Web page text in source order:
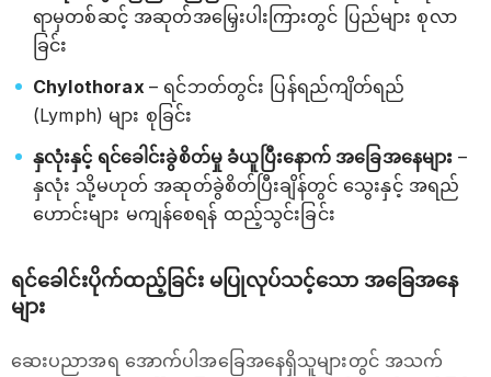
ရာမှတစ်ဆင့် အဆုတ်အမြှေးပါးကြားတွင် ပြည်များ စုလာ
ခြင်း
Chylothorax – ရင်ဘတ်တွင်း ပြန်ရည်ကျိတ်ရည်
(Lymph) များ စုခြင်း
နှလုံးနှင့် ရင်ခေါင်းခွဲစိတ်မှု ခံယူပြီးနောက် အခြေအနေများ –
နှလုံး သို့မဟုတ် အဆုတ်ခွဲစိတ်ပြီးချိန်တွင် သွေးနှင့် အရည်
ဟောင်းများ မကျန်စေရန် ထည့်သွင်းခြင်း
ရင်ခေါင်းပိုက်ထည့်ခြင်း မပြုလုပ်သင့်သော အခြေအနေ
များ
ဆေးပညာအရ အောက်ပါအခြေအနေရှိသူများတွင် အသက်